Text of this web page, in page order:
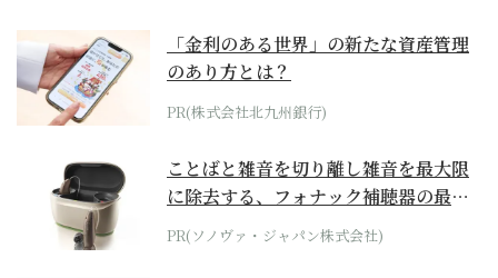
「金利のある世界」の新たな資産管理
のあり方とは？
PR(株式会社北九州銀行)
ことばと雑音を切り離し雑音を最大限
に除去する、フォナック補聴器の最上
位モデル
PR(ソノヴァ・ジャパン株式会社)